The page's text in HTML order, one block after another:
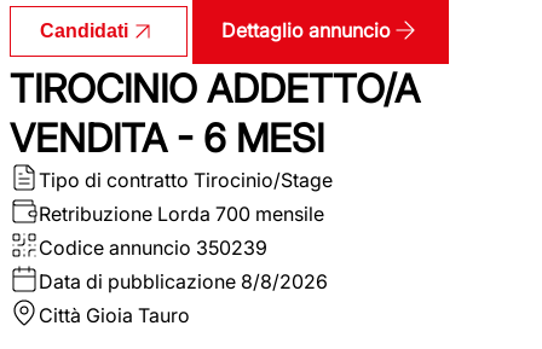
Candidati Dettaglio annuncio
TIROCINIO ADDETTO/A
VENDITA - 6 MESI
Tipo di contratto Tirocinio/Stage
Retribuzione Lorda 700 mensile
Codice annuncio 350239
Data di pubblicazione 8/8/2026
Città Gioia Tauro